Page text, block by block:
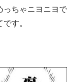
っちゃニヨニヨで
す。